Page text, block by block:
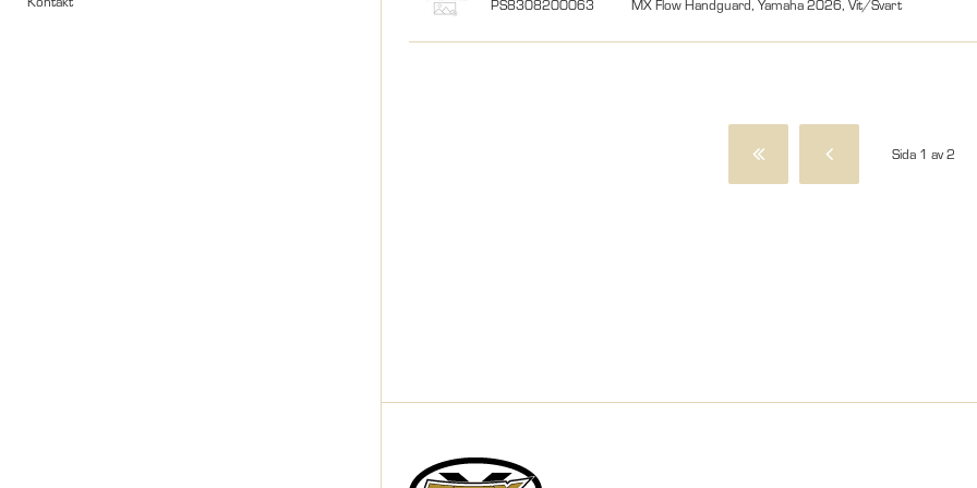
PS8308200063 MX Flow Handguard, Yamaha 2026, Vit/Svart
Sida 1 av 2